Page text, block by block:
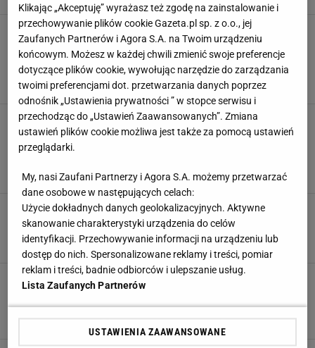
Odkurzacz bezprzewodowy Dyson V11, V12 i
V15 teraz w świetnej cenie w znanej sieciówce.
Idealny na świąteczne porządki
DYSON ODKURZACZ ODKURZACZ BEZPRZEWODOWY
RTV EURO AGD
5 odkurzaczy, które wyręczą Cię w
obowiązkach. Idealne do świątecznych
ODKURZACZE SMART HOME
Odkurzacz za mniej niż 200 zł. Ten model
sprawia, że podłogi lśnią w kilka minut
KUCHNIA ODKURZACZ BEZPRZEWODOWY ODKURZACZE SALON
Mop i odkurzacz w jednym. Amazon ma model,
który skraca sprzątanie o połowę
ODKURZACZ BEZPRZEWODOWY ODKURZACZE SALON
SPRZĄTANIE
Klikając „Akceptuję” wyrażasz też zgodę na zainstalowanie i
przechowywanie plików cookie Gazeta.pl sp. z o.o., jej
Zaufanych Partnerów i Agora S.A. na Twoim urządzeniu
końcowym. Możesz w każdej chwili zmienić swoje preferencje
dotyczące plików cookie, wywołując narzędzie do zarządzania
twoimi preferencjami dot. przetwarzania danych poprzez
odnośnik „Ustawienia prywatności ” w stopce serwisu i
przechodząc do „Ustawień Zaawansowanych”. Zmiana
ustawień plików cookie możliwa jest także za pomocą ustawień
przeglądarki.
My, nasi Zaufani Partnerzy i Agora S.A. możemy przetwarzać
dane osobowe w następujących celach:
Użycie dokładnych danych geolokalizacyjnych. Aktywne
skanowanie charakterystyki urządzenia do celów
identyfikacji. Przechowywanie informacji na urządzeniu lub
dostęp do nich. Spersonalizowane reklamy i treści, pomiar
reklam i treści, badnie odbiorców i ulepszanie usług.
Lista Zaufanych Partnerów
USTAWIENIA ZAAWANSOWANE